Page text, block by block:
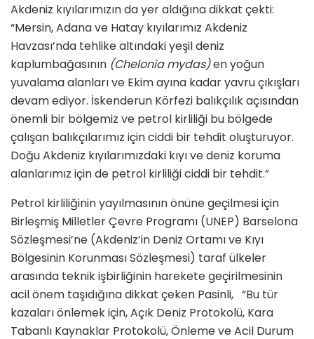
Akdeniz kıyılarımızın da yer aldığına dikkat çekti:
“Mersin, Adana ve Hatay kıyılarımız Akdeniz
Havzası’nda tehlike altındaki yeşil deniz
kaplumbağasının (Chelonia mydas)en yoğun
yuvalama alanları ve Ekim ayına kadar yavru çıkışları
devam ediyor. İskenderun Körfezi balıkçılık açısından
önemli bir bölgemiz ve petrol kirliliği bu bölgede
çalışan balıkçılarımız için ciddi bir tehdit oluşturuyor.
Doğu Akdeniz kıyılarımızdaki kıyı ve deniz koruma
alanlarımız için de petrol kirliliği ciddi bir tehdit.”
Petrol kirliliğinin yayılmasının önüne geçilmesi için
Birleşmiş Milletler Çevre Programı (UNEP) Barselona
Sözleşmesi’ne (Akdeniz’in Deniz Ortamı ve Kıyı
Bölgesinin Korunması Sözleşmesi) taraf ülkeler
arasında teknik işbirliğinin harekete geçirilmesinin
acil önem taşıdığına dikkat çeken Pasinli, “Bu tür
kazaları önlemek için, Açık Deniz Protokolü, Kara
Tabanlı Kaynaklar Protokolü, Önleme ve Acil Durum